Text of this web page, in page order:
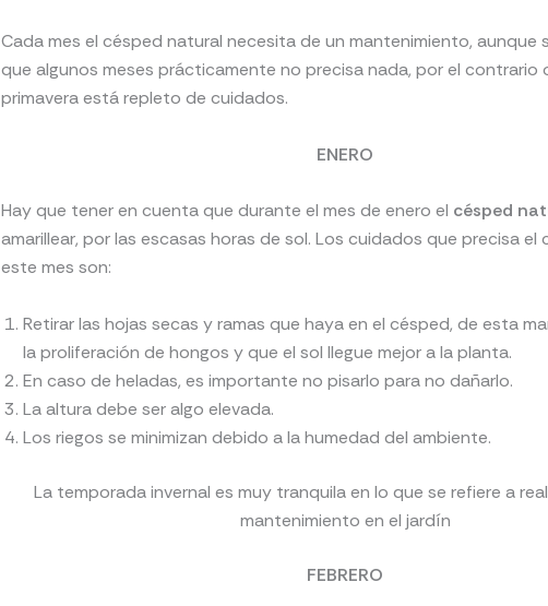
Cada mes el césped natural necesita de un mantenimiento, aunque
que algunos meses prácticamente no precisa nada, por el contrario
primavera está repleto de cuidados.
ENERO
Hay que tener en cuenta que durante el mes de enero el césped
amarillear, por las escasas horas de sol. Los cuidados que precisa el
este mes son:
Retirar las hojas secas y ramas que haya en el césped, de esta
la proliferación de hongos y que el sol llegue mejor a la planta.
En caso de heladas, es importante no pisarlo para no dañarlo.
La altura debe ser algo elevada.
Los riegos se minimizan debido a la humedad del ambiente.
La temporada invernal es muy tranquila en lo que se refiere a
mantenimiento en el jardín
FEBRERO